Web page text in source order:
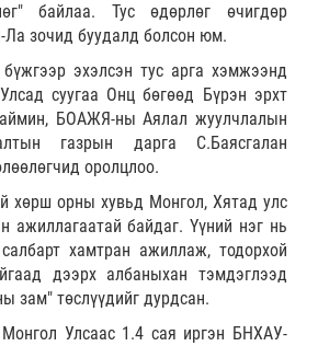
байлаа. Тус өдөрлөг өчигдөр
зочид буудалд болсон юм.
эхэлсэн тус арга хэмжээнд
суугаа Онц бөгөөд Бүрэн эрхт
БОАЖЯ-ны Аялал жуулчлалын
газрын дарга С.Баясгалан
оролцлоо.
хөрш орны хувьд Монгол, Хятад улс
ажиллагаатай байдаг. Үүний нэг нь
хамтран ажиллаж, тодорхой
дээрх албаныхан тэмдэглээд
зам" төслүүдийг дурдсан.
Улсаас 1.4 сая иргэн БНХАУ-